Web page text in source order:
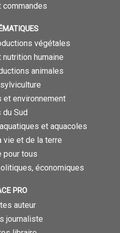
commandes
végétales
humaine
animales
et environnement
du Sud
et aquacoles
vie et de la terre
pour tous
économiques
PRO
auteur
journaliste